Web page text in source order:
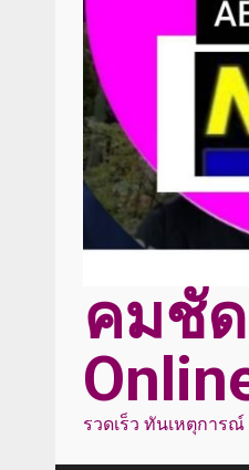
คมชัด
รวดเร็ว ทันเหตุการ